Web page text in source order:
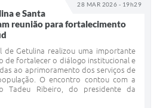
28 MAR 2026 - 19h29
e Santa
reunião para fortalecimento
de Getulina realizou uma importante
de fortalecer o diálogo institucional e
ao aprimoramento dos serviços de
O encontro contou com a
Tadeu Ribeiro, do presidente da